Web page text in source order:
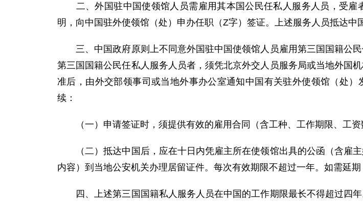
二、外国驻中国使领馆人员需雇用其本国公民任私人服务人员，受雇
明，向中国驻外使领馆（处）申办任职（Z字）签证。上述服务人员抵达中
三、中国政府原则上不同意外国驻中国使领馆人员雇用第三国国籍公
第三国国籍公民任私人服务人员者，须凭北京外交人员服务局或当地外国
准后，由外交部领事司或当地外事办公室通知中国有关驻外使领馆（处
续：
（一）申请签证时，须提供有效的雇用合同（含工种、工作期限、工资
（二）抵达中国后，应在十日内凭雇主所在使领馆出具的公函（含雇
内容）到当地公安机关办理居留证件。每次有效期限不超过一年。如需延
四、上述第三国国籍私人服务人员在中国的工作期限最长不得超过四